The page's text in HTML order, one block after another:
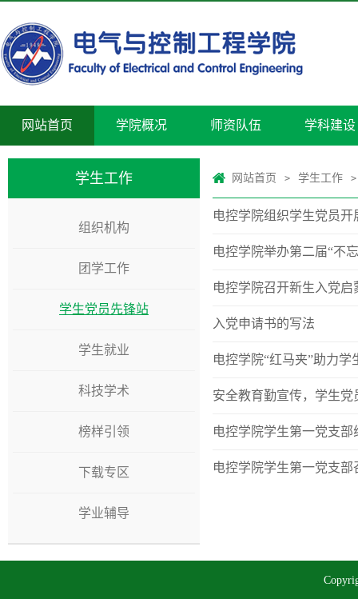
网站首页 学院概况 师资队伍 学科建设
学生工作
组织机构
团学工作
学生党员先锋站
学生就业
科技学术
榜样引领
下载专区
学业辅导
网站首页 > 学生工作 >
电控学院组织学生党员开
电控学院举办第二届“不
电控学院召开新生入党启
入党申请书的写法
电控学院“红马夹”助力学
安全教育勤宣传，学生党
电控学院学生第一党支
电控学院学生第一党支